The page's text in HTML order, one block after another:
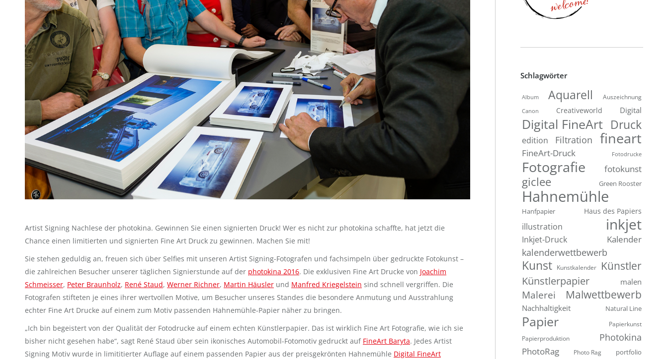
Artist Signing Nachlese der photokina. Gewinnen Sie einen signierten Druck! Wer es nicht zur photokina schaffte, hat jetzt die
Chance einen limitierten und signierten Fine Art Druck zu gewinnen. Machen Sie mit!
Sie stehen geduldig an, freuen sich über Selfies mit unseren Artist Signing-Fotografen und fachsimpeln über gedruckte Fotokunst –
die zahlreichen Besucher unserer täglichen Signierstunde auf der photokina 2016. Die exklusiven Fine Art Drucke von Joachim
Schmeisser, Peter Braunholz, René Staud, Werner Richner, Martin Häusler und Manfred Kriegelstein sind schnell vergriffen. Die
Fotografen stifteten je eines ihrer wertvollen Motive, um Besucher unseres Standes die besondere Anmutung und Ausstrahlung
echter Fine Art Drucke auf einem zum Motiv passenden Hahnemühle-Papier näher zu bringen.
„Ich bin begeistert von der Qualität der Fotodrucke auf einem echten Künstlerpapier. Das ist wirklich Fine Art Fotografie, wie ich sie
bisher nicht gesehen habe“, sagt René Staud über sein ikonisches Automobil-Fotomotiv gedruckt auf FineArt Baryta. Jedes Artist
Signing Motiv wurde in limititierter Auflage auf einem passenden Papier aus der preisgekrönten Hahnemühle Digital FineArt
Schlagwörter
Album Aquarell
Auszeichnung
Canon
Creativeworld Digital
Digital FineArt Druck
edition Filtration fineart
FineArt-Druck Fotodrucke
Fotografie fotokunst
giclee Green Rooster
Hahnemühle
Hanfpapier Haus des Papiers
illustration inkjet
Inkjet-Druck Kalender
kalenderwettbewerb
Kunst Kunstkalender Künstler
Künstlerpapier malen
Malerei Malwettbewerb
Nachhaltigkeit Natural Line
Papier
Papierkunst
Papierproduktion
Photokina
PhotoRag Photo Rag portfolio